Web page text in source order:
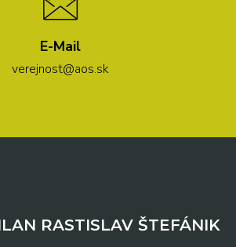
E-Mail
verejnost@aos.sk
RASTISLAV ŠTEFÁNIK